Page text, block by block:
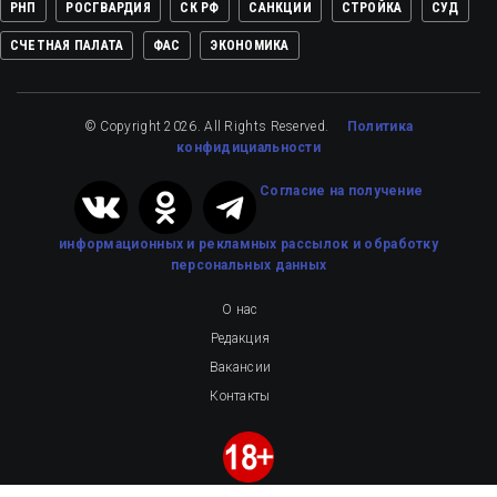
РНП РОСГВАРДИЯ СК РФ САНКЦИИ СТРОЙКА СУД
СЧЕТНАЯ ПАЛАТА ФАС ЭКОНОМИКА
© Copyright 2026. All Rights Reserved.
Политика
конфидициальности
Cогласие на получение
информационных и рекламных рассылок и обработку
персональных данных
О нас
Редакция
Вакансии
Контакты